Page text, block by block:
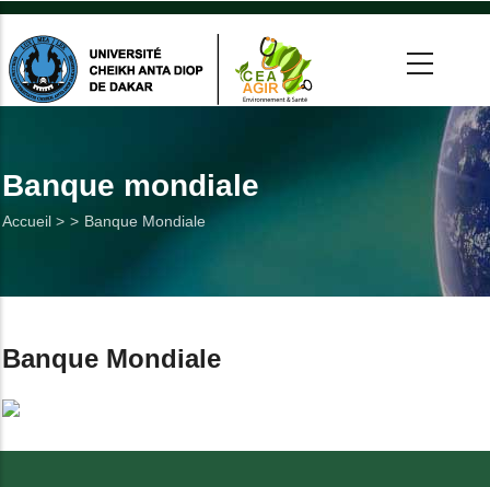
Aller
contenu
principal
Banque mondiale
Fil
Accueil > Banque Mondiale
Banque Mondiale